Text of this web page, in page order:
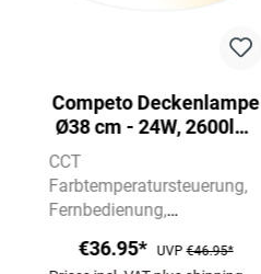
Competo Deckenlampe
Ø38 cm - 24W, 2600lm,
Fernbedienung, CCT
Warm-Neutralweiß,
Weiß
CCT
Farbtemperatursteuerung
Fernbedienung
€36.95* UVP€46.95*